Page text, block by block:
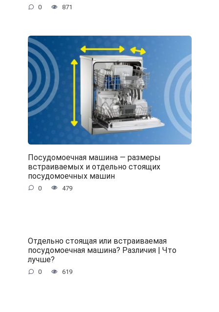
0 871
Посудомоечная машина — размеры
встраиваемых и отдельно стоящих
посудомоечных машин
0 479
Отдельно стоящая или встраиваемая
посудомоечная машина? Различия | Что
лучше?
0 619